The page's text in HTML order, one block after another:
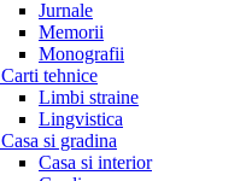
Jurnale
Memorii
Monografii
Carti tehnice
Limbi straine
Lingvistica
Casa si gradina
Casa si interior